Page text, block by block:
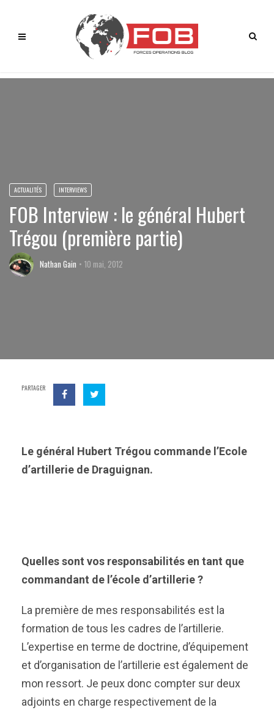
ACTUALITÉS INTERVIEWS
FOB Interview : le général Hubert
Trégou (première partie)
Nathan Gain 10 mai, 2012
PARTAGER
Le général Hubert Trégou commande l’Ecole
d’artillerie de Draguignan.
Quelles sont vos responsabilités en tant que
commandant de l’école d’artillerie ?
La première de mes responsabilités est la
formation de tous les cadres de l’artillerie.
L’expertise en terme de doctrine, d’équipement
et d’organisation de l’artillerie est également de
mon ressort. Je peux donc compter sur deux
adjoints en charge respectivement de la